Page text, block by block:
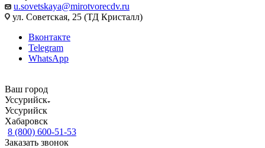
u.sovetskaya@mirotvorecdv.ru
ул. Советская, 25 (ТД Кристалл)
Вконтакте
Telegram
WhatsApp
Ваш город
Уссурийск
Уссурийск
Хабаровск
8 (800) 600-51-53
Заказать звонок